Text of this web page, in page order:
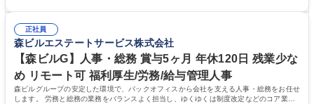
幅広く経験を積みたい意欲がある方に最適な環境です。 募集職種 【総
務・人事】未経験歓迎/日立グループ/組織運営を支えるゼネラリストを目
指す
のご経験 ■労務管理（給与計算・社会保険手続き・勤怠管理など）の経験
■衛生管理者の資格をお持ちの方 学歴・資格 学歴：大学院 大学 高専 短大
専修学校 高校 語学力： 資格：
正社員
森ビルエステートサービス株式会社
【森ビルG】人事・総務 賞与5ヶ月 年休120日 残業少な
め リモート可 福利厚生/労務/給与管理人事
森ビルグループの安定した環境で、バックオフィスから会社を支える人事・総務をお任せ
します。 労務と総務の業務をバランスよく担当し、ゆくゆくは制度改定などのコア業務